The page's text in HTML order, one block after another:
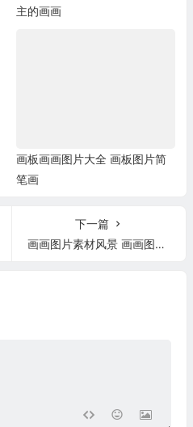
主的画画
画板画画图片大全 画板图片简
笔画
下一篇
画画图片素材风景 画画图片素材风景黑白